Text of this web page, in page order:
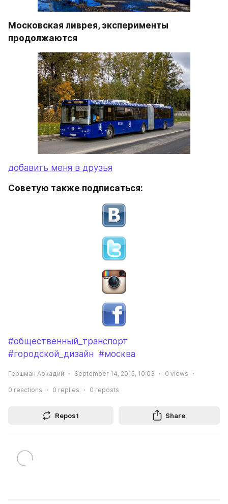
Московская ливрея, эксперименты
продолжаются
добавить меня в друзья
Советую также подписаться:
#общественный_транспорт
#городской_дизайн #москва
Гершман Аркадий September 14, 2015, 10:03 0 views
0 reactions 0 replies 0 reposts
Repost Share